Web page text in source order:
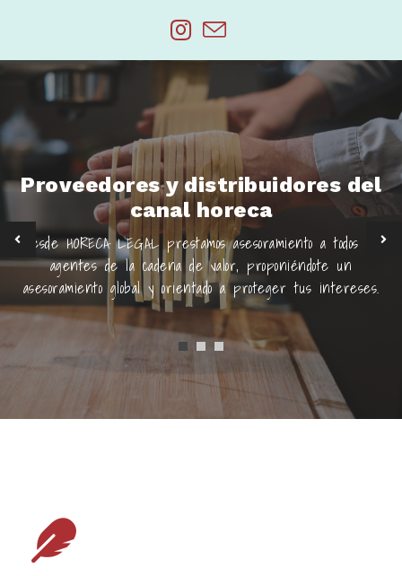
contenido
Proveedores y distribuidores del
canal horeca
Desde HORECA LEGAL prestamos asesoramiento a todos los
agentes de la cadena de valor, proponiéndote un
asesoramiento global y orientado a proteger tus intereses.